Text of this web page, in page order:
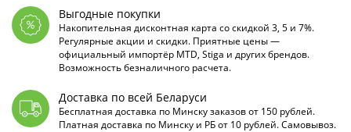
Выгодные покупки
Накопительная дисконтная карта со скидкой 3, 5 и 7%.
Регулярные акции и скидки. Приятные цены —
официальный импортёр MTD, Stiga и других брендов.
Возможность безналичного расчета.
Доставка по всей Беларуси
Бесплатная доставка по Минску заказов от 150 рублей.
Платная доставка по Минску и РБ от 10 рублей. Самовывоз.